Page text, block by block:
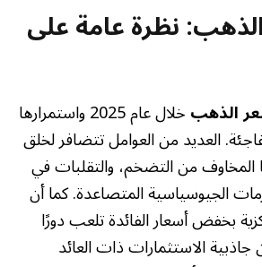
نظرة عامة على
الذهب خلال عام 2025 واستمرارها
مفاجئة. العديد من العوامل تتضافر لخلق
المخاوف من التضخم، والتقلبات في
الجيوسياسية المتصاعدة. كما أن
بخفض أسعار الفائدة تلعب دورًا
الاستثمارات ذات العائد